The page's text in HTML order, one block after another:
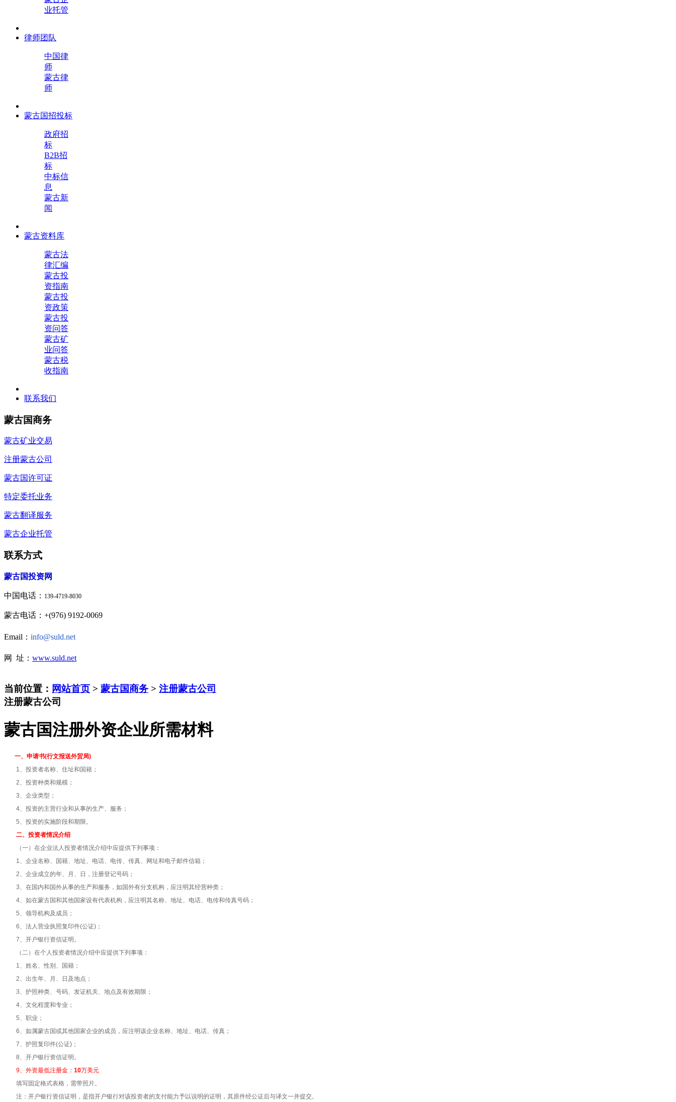
业托管
律师团队
中国律
师
蒙古律
师
蒙古国招投标
政府招
标
B2B招
标
中标信
息
蒙古新
闻
蒙古资料库
蒙古法
律汇编
蒙古投
资指南
蒙古投
资政策
蒙古投
资问答
蒙古矿
业问答
蒙古税
收指南
联系我们
蒙古国商务
蒙古矿业交易
注册蒙古公司
蒙古国许可证
特定委托业务
蒙古翻译服务
蒙古企业托管
联系方式
蒙古国投资网
中国电话： 139-4719-8030
蒙古电话：+(976) 9192-0069
Email： info@suld.net
网 址： www.suld.net
当前位置： 网站首页 > 蒙古国商务 > 注册蒙古公司
注册蒙古公司
蒙古国注册外资企业所需材料
一、申请书(行文报送外贸局)
1、投资者名称、住址和国籍；
2、投资种类和规模；
3、企业类型；
4、投资的主营行业和从事的生产、服务；
5、投资的实施阶段和期限。
二、投资者情况介绍
（一）在企业法人投资者情况介绍中应提供下列事项：
1、企业名称、国籍、地址、电话、电传、传真、网址和电子邮件信箱；
2、企业成立的年、月、日，注册登记号码；
3、在国内和国外从事的生产和服务，如国外有分支机构，应注明其经营种类；
4、如在蒙古国和其他国家设有代表机构，应注明其名称、地址、电话、电传和传真号码；
5、领导机构及成员；
6、法人营业执照复印件(公证)；
7、开户银行资信证明。
（二）在个人投资者情况介绍中应提供下列事项：
1、姓名、性别、国籍；
2、出生年、月、日及地点；
3、护照种类、号码、发证机关、地点及有效期限；
4、文化程度和专业；
5、职业；
6、如属蒙古国或其他国家企业的成员，应注明该企业名称、地址、电话、传真；
7、护照复印件(公证)；
8、开户银行资信证明。
9、外资最低注册金： 10万美元
填写固定格式表格，需带照片。
注：开户银行资信证明，是指开户银行对该投资者的支付能力予以说明的证明，其原件经公证后与译文一并提交。